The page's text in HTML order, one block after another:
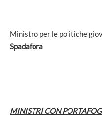
Ministro per le politiche
Spadafora
MINISTRI CON